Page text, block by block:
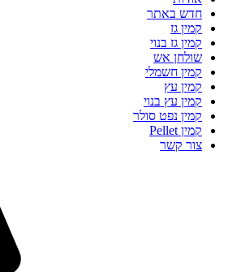
חדש באתר
קמין גז
קמין גז בנוי
שולחן אש
קמין חשמלי
קמין עץ
קמין עץ בנוי
קמין נפט סולר
קמין Pellet
צור קשר